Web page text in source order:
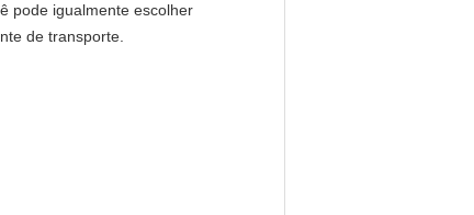
pode igualmente escolher
de transporte.